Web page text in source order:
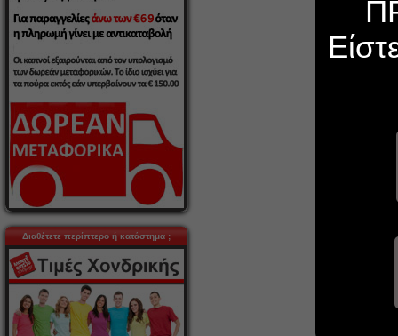
Διαθέτετε περίπτερο ή κατάστημα ;